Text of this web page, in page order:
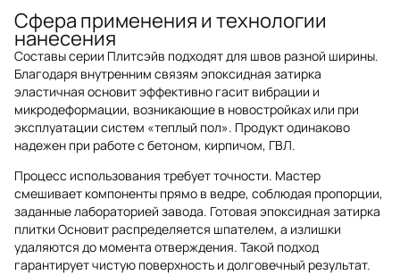
Сфера применения и технологии
нанесения
Составы серии Плитсэйв подходят для швов разной ширины.
Благодаря внутренним связям эпоксидная затирка
эластичная основит эффективно гасит вибрации и
микродеформации, возникающие в новостройках или при
эксплуатации систем «теплый пол». Продукт одинаково
надежен при работе с бетоном, кирпичом, ГВЛ.
Процесс использования требует точности. Мастер
смешивает компоненты прямо в ведре, соблюдая пропорции,
заданные лабораторией завода. Готовая эпоксидная затирка
плитки Основит распределяется шпателем, а излишки
удаляются до момента отверждения. Такой подход
гарантирует чистую поверхность и долговечный результат.